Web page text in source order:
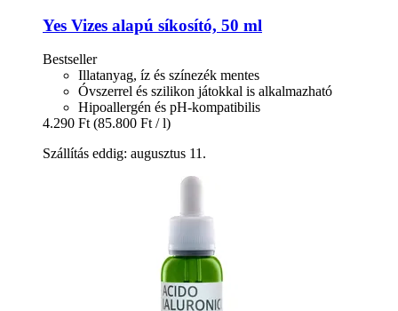
Yes Vizes alapú síkosító, 50 ml
Bestseller
Illatanyag, íz és színezék mentes
Óvszerrel és szilikon játokkal is alkalmazható
Hipoallergén és pH-kompatibilis
4.290 Ft (85.800 Ft / l)
Szállítás eddig: augusztus 11.